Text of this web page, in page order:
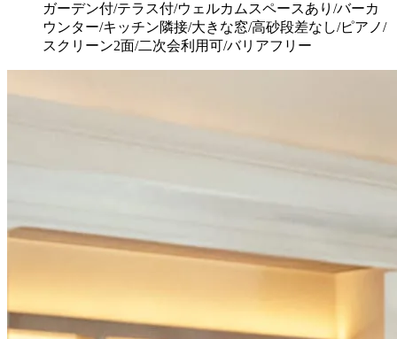
ガーデン付/テラス付/ウェルカムスペースあり/バーカ
ウンター/キッチン隣接/大きな窓/高砂段差なし/ピアノ/
スクリーン2面/二次会利用可/バリアフリー